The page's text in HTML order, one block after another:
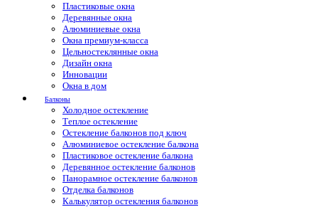
Пластиковые окна
Деревянные окна
Алюминиевые окна
Окна премиум-класса
Цельностеклянные окна
Дизайн окна
Инновации
Окна в дом
Балконы
Холодное остекление
Теплое остекление
Остекление балконов под ключ
Алюминиевое остекление балкона
Пластиковое остекление балкона
Деревянное остекление балконов
Панорамное остекление балконов
Отделка балконов
Калькулятор остекления балконов